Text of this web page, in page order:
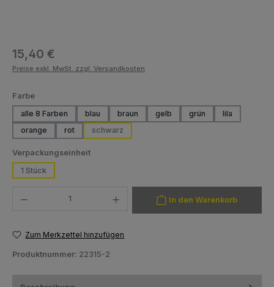
Regulärer Preis:
15,40 €
Preise exkl. MwSt. zzgl. Versandkosten
Farbeauswählen
alle 8 Farben
blau braun gelb grün
lila
orange
rot schwarz
Verpackungseinheitauswählen
1 Stück
In den Warenkorb
Zum Merkzettel hinzufügen
Produktnummer: 22315-2